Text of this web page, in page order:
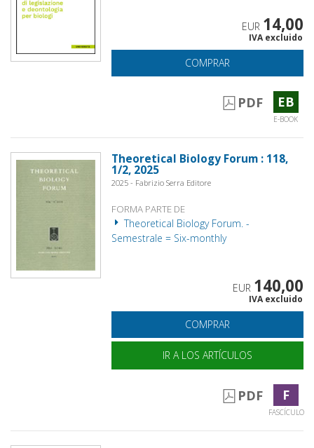
EUR 14,00
IVA excluido
COMPRAR
PDF EB
E-BOOK
Theoretical Biology Forum : 118,
1/2, 2025
2025 - Fabrizio Serra Editore
FORMA PARTE DE
Theoretical Biology Forum. -
Semestrale = Six-monthly
EUR 140,00
IVA excluido
COMPRAR
IR A LOS ARTÍCULOS
PDF F
FASCÍCULO